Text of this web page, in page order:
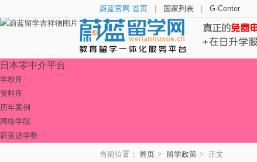
蔚蓝官网 首页 国家列表 G-Center
日本零中介平台
学校库
资料库
历年案例
网络学院
蔚蓝进学塾
当前位置： 首页 > 留学政策 > 正文